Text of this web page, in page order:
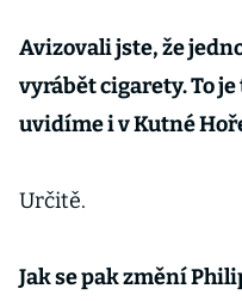
Avizovali jste, že
vyrábět cigarety. To
uvidíme i v Kutné
Určitě.
Jak se pak změní